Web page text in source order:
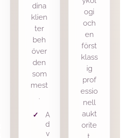
dina
klien
ter
beh
över
den
som
mest
.
A
d
v
ogi
och
en
först
klass
ig
prof
essio
nell
aukt
orite
t.